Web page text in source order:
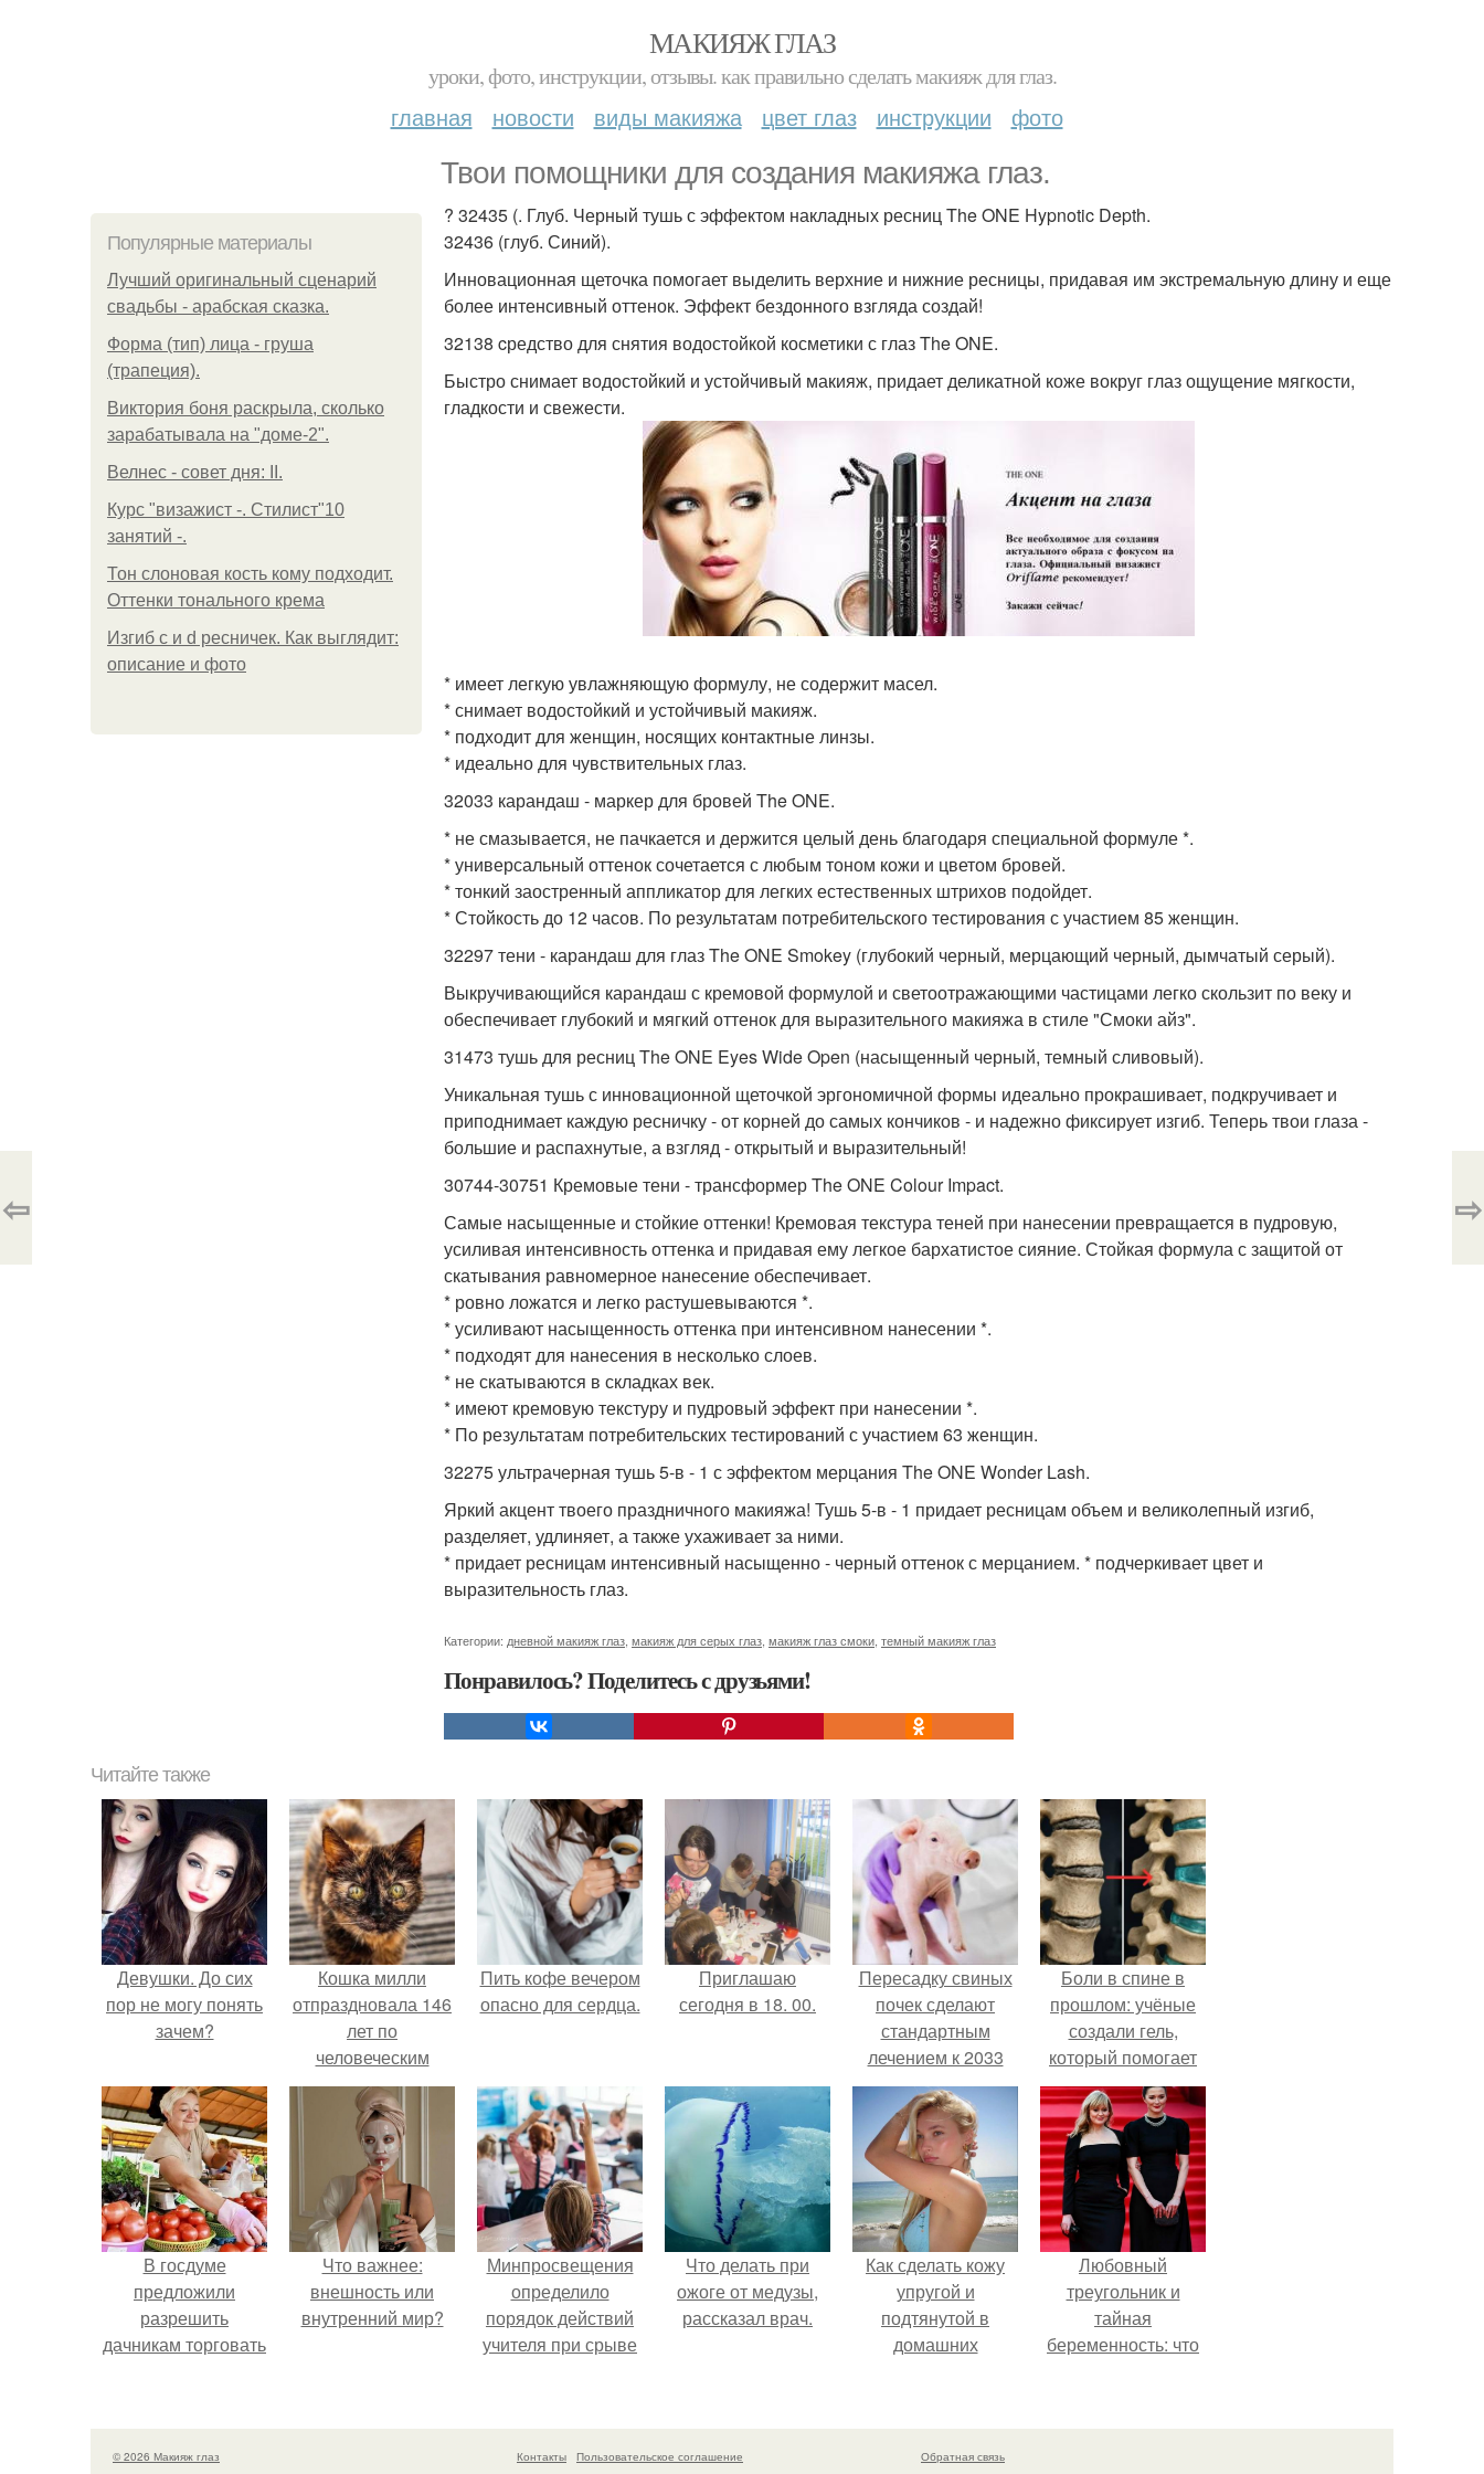
МАКИЯЖ ГЛАЗ
уроки, фото, инструкции, отзывы. как правильно сделать макияж для глаз.
главная новости виды макияжа цвет глаз инструкции фото
Твои помощники для создания макияжа глаз.
Популярные материалы
Лучший оригинальный сценарий
свадьбы - арабская сказка.
Форма (тип) лица - груша
(трапеция).
Виктория боня раскрыла, сколько
зарабатывала на "доме-2".
Велнес - совет дня: II.
Курс "визажист -. Стилист"10
занятий -.
Тон слоновая кость кому подходит.
Оттенки тонального крема
Изгиб c и d ресничек. Как выглядит:
описание и фото
? 32435 (. Глуб. Черный тушь с эффектом накладных ресниц The ONE Hypnotic Depth.
32436 (глуб. Синий).
Инновационная щеточка помогает выделить верхние и нижние ресницы, придавая им экстремальную длину и еще
более интенсивный оттенок. Эффект бездонного взгляда создай!
32138 cредство для снятия водостойкой косметики с глаз The ONE.
Быстро снимает водостойкий и устойчивый макияж, придает деликатной коже вокруг глаз ощущение мягкости,
гладкости и свежести.
* имеет легкую увлажняющую формулу, не содержит масел.
* снимает водостойкий и устойчивый макияж.
* подходит для женщин, носящих контактные линзы.
* идеально для чувствительных глаз.
32033 карандаш - маркер для бровей The ONE.
* не смазывается, не пачкается и держится целый день благодаря специальной формуле *.
* универсальный оттенок сочетается с любым тоном кожи и цветом бровей.
* тонкий заостренный аппликатор для легких естественных штрихов подойдет.
* Стойкость до 12 часов. По результатам потребительского тестирования с участием 85 женщин.
32297 тени - карандаш для глаз The ONE Smokey (глубокий черный, мерцающий черный, дымчатый серый).
Выкручивающийся карандаш с кремовой формулой и светоотражающими частицами легко скользит по веку и
обеспечивает глубокий и мягкий оттенок для выразительного макияжа в стиле "Смоки айз".
31473 тушь для ресниц The ONE Eyes Wide Open (насыщенный черный, темный сливовый).
Уникальная тушь с инновационной щеточкой эргономичной формы идеально прокрашивает, подкручивает и
приподнимает каждую ресничку - от корней до самых кончиков - и надежно фиксирует изгиб. Теперь твои глаза -
большие и распахнутые, а взгляд - открытый и выразительный!
30744-30751 Кремовые тени - трансформер The ONE Colour Impact.
Самые насыщенные и стойкие оттенки! Кремовая текстура теней при нанесении превращается в пудровую,
усиливая интенсивность оттенка и придавая ему легкое бархатистое сияние. Стойкая формула с защитой от
скатывания равномерное нанесение обеспечивает.
* ровно ложатся и легко растушевываются *.
* усиливают насыщенность оттенка при интенсивном нанесении *.
* подходят для нанесения в несколько слоев.
* не скатываются в складках век.
* имеют кремовую текстуру и пудровый эффект при нанесении *.
* По результатам потребительских тестирований с участием 63 женщин.
32275 ультрачерная тушь 5-в - 1 с эффектом мерцания The ONE Wonder Lash.
Яркий акцент твоего праздничного макияжа! Тушь 5-в - 1 придает ресницам объем и великолепный изгиб,
разделяет, удлиняет, а также ухаживает за ними.
* придает ресницам интенсивный насыщенно - черный оттенок с мерцанием. * подчеркивает цвет и
выразительность глаз.
Категории: дневной макияж глаз макияж для серых глаз макияж глаз смоки темный макияж глаз
Понравилось? Поделитесь с друзьями!
⇦ ⇨
Читайте также
Девушки. До сих
пор не могу понять
зачем?
Кошка милли
отпраздновала 146
лет по
человеческим
Меркам и
претендует на
звание самой
старой в мире.
Пить кофе вечером
опасно для сердца.
Приглашаю
сегодня в 18. 00.
Пересадку свиных
почек сделают
стандартным
лечением к 2033
году в Японии.
Боли в спине в
прошлом: учёные
создали гель,
который помогает
восстанавливать
межпозвоночные
диски.
В госдуме
предложили
разрешить
дачникам торговать
в людных местах.
Что важнее:
внешность или
внутренний мир?
Минпросвещения
определило
порядок действий
учителя при срыве
Что делать при
ожоге от медузы,
рассказал врач.
Как сделать кожу
упругой и
подтянутой в
домашних
Любовный
треугольник и
тайная
беременность: что
Михалкова?
© 2026 Макияж глаз Контакты Пользовательское соглашение Обратная связь